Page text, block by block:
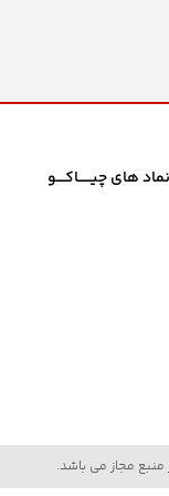
نماد های چیــــــاکــــو
منبع مجاز می باشد.